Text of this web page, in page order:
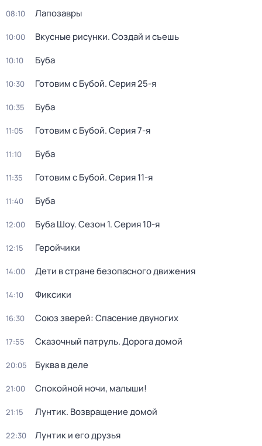
08:10 Лапозавры
10:00 Вкусные рисунки. Создай и съешь
10:10 Буба
10:30 Готовим с Бубой. Серия 25-я
10:35 Буба
11:05 Готовим с Бубой. Серия 7-я
11:10 Буба
11:35 Готовим с Бубой. Серия 11-я
11:40 Буба
12:00 Буба Шоу. Сезон 1. Серия 10-я
12:15 Геройчики
14:00 Дети в стране безопасного движения
14:10 Фиксики
16:30 Союз зверей: Спасение двуногих
17:55 Сказочный патруль. Дорога домой
20:05 Буква в деле
21:00 Спокойной ночи, малыши!
21:15 Лунтик. Возвращение домой
22:30 Лунтик и его друзья